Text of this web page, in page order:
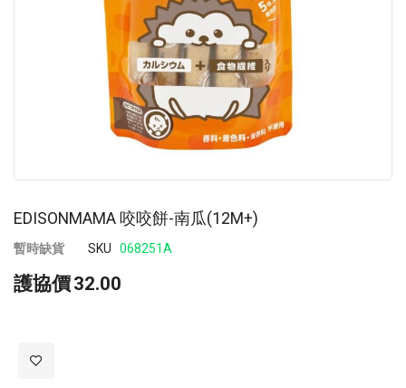
EDISONMAMA 咬咬餅-南瓜(12M+)
暫時缺貨 SKU 068251A
護協價32.00